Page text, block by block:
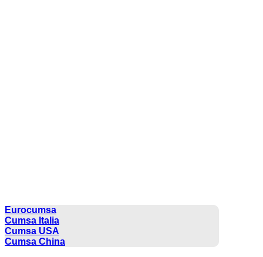
Eurocumsa
Cumsa Italia
Cumsa USA
Cumsa China